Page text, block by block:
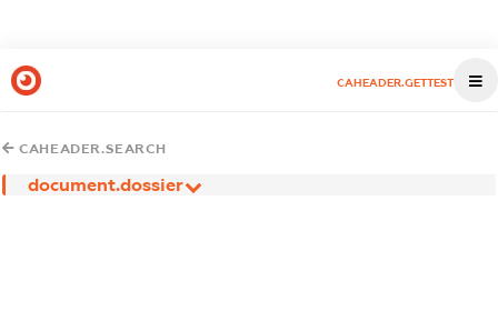
CAHEADER.GETTEST
CAHEADER.SEARCH
document.dossier